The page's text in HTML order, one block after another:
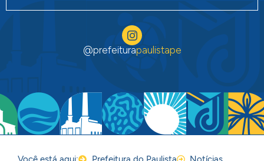
@prefeiturapaulistape